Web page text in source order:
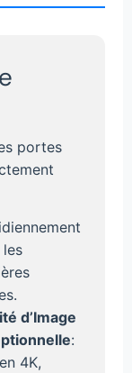
portes
d’Image
:
4K,